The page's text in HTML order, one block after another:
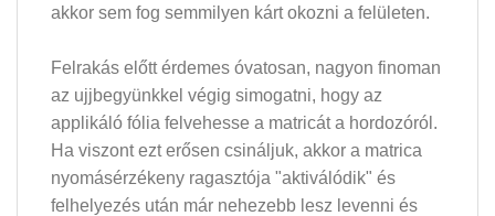
akkor sem fog semmilyen kárt okozni a felületen.
Felrakás előtt érdemes óvatosan, nagyon finoman
az ujjbegyünkkel végig simogatni, hogy az
applikáló fólia felvehesse a matricát a hordozóról.
Ha viszont ezt erősen csináljuk, akkor a matrica
nyomásérzékeny ragasztója "aktiválódik" és
felhelyezés után már nehezebb lesz levenni és